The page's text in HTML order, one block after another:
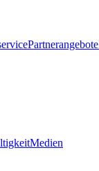
Partnerangebote
Medien